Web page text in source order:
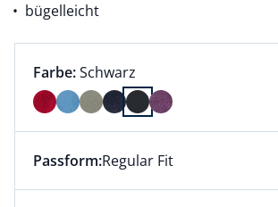
bügelleicht
Farbauswahl:
Farbe:aktuell ausgewählt:
Schwarz
Farbe Schwarz ausgewählt
Dieser Artikel hat die Passform
Passform:Regular Fit